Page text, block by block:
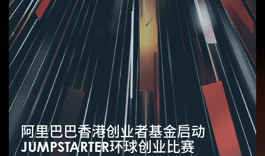
阿里巴巴香港创业者基金启动
JUMPSTARTER环球创业比赛